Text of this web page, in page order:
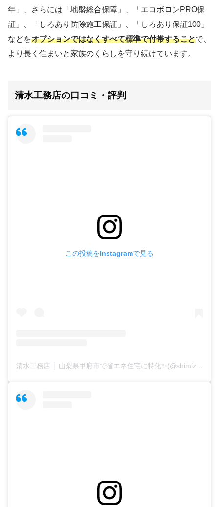
年」、さらには「地盤総合保障」、「エコボロンPRO保
証」、「しろあり防除施工保証」、「しろあり保証100」
などをオプションではなくすべて標準で付帯することで、
より長く住まいと家族のくらしを守り続けています。
清水工務店の口コミ・評判
この投稿をInstagramで見る